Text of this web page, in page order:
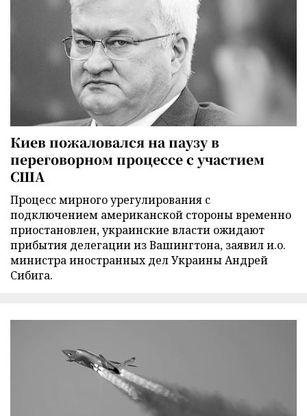
Киев пожаловался на паузу в
переговорном процессе с участием
США
Процесс мирного урегулирования с
подключением американской стороны временно
приостановлен, украинские власти ожидают
прибытия делегации из Вашингтона, заявил и.о.
министра иностранных дел Украины Андрей
Сибига.